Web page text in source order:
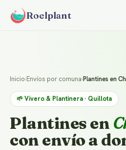
Roelplant
Inicio›Envíos por comuna›Plantines en
🌱 Vivero & Plantinera · Quillota
Plantines en
con envío a